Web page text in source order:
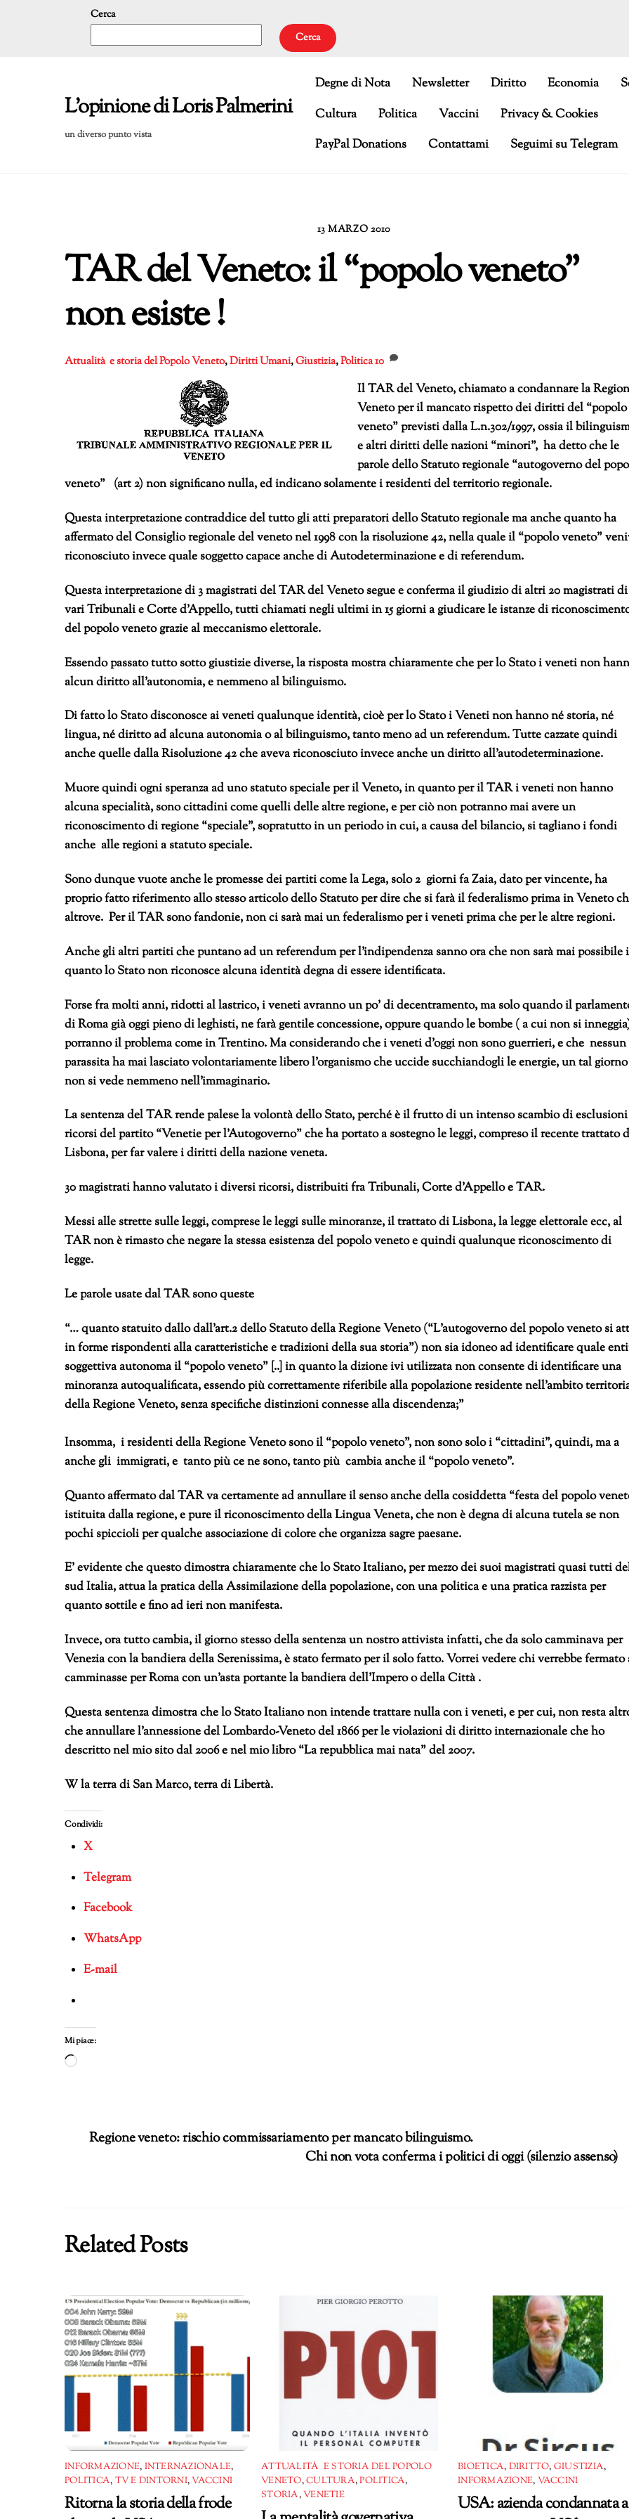
Cerca
Cerca
L'opinione di Loris Palmerini
un diverso punto vista
Degne di Nota Newsletter Diritto Economia
Cultura
Politica Vaccini
Privacy & Cookies
PayPal Donations
Contattami Seguimi su Telegram
13 MARZO 2010
TAR del Veneto: il “popolo veneto”
non esiste !
Attualità e storia del Popolo Veneto,Diritti Umani,Giustizia,Politica10
Il TAR del Veneto, chiamato a condannare la
Veneto per il mancato rispetto dei diritti del “popolo
veneto” previsti dalla L.n.302/1997, ossia il
e altri diritti delle nazioni “minori”, ha detto che le
parole dello Statuto regionale “autogoverno del
veneto” (art 2) non significano nulla, ed indicano solamente i residenti del territorio regionale.
Questa interpretazione contraddice del tutto gli atti preparatori dello Statuto regionale ma anche quanto ha
affermato del Consiglio regionale del veneto nel 1998 con la risoluzione 42, nella quale il “popolo veneto”
riconosciuto invece quale soggetto capace anche di Autodeterminazione e di referendum.
Questa interpretazione di 3 magistrati del TAR del Veneto segue e conferma il giudizio di altri 20 magistrati di
vari Tribunali e Corte d’Appello, tutti chiamati negli ultimi in 15 giorni a giudicare le istanze di
del popolo veneto grazie al meccanismo elettorale.
Essendo passato tutto sotto giustizie diverse, la risposta mostra chiaramente che per lo Stato i veneti non
alcun diritto all’autonomia, e nemmeno al bilinguismo.
Di fatto lo Stato disconosce ai veneti qualunque identità, cioè per lo Stato i Veneti non hanno né storia, né
lingua, né diritto ad alcuna autonomia o al bilinguismo, tanto meno ad un referendum. Tutte cazzate quindi
anche quelle dalla Risoluzione 42 che aveva riconosciuto invece anche un diritto all’autodeterminazione.
Muore quindi ogni speranza ad uno statuto speciale per il Veneto, in quanto per il TAR i veneti non hanno
alcuna specialità, sono cittadini come quelli delle altre regione, e per ciò non potranno mai avere un
riconoscimento di regione “speciale”, sopratutto in un periodo in cui, a causa del bilancio, si tagliano i fondi
anche alle regioni a statuto speciale.
Sono dunque vuote anche le promesse dei partiti come la Lega, solo 2 giorni fa Zaia, dato per vincente, ha
proprio fatto riferimento allo stesso articolo dello Statuto per dire che si farà il federalismo prima in Veneto
altrove. Per il TAR sono fandonie, non ci sarà mai un federalismo per i veneti prima che per le altre regioni.
Anche gli altri partiti che puntano ad un referendum per l’indipendenza sanno ora che non sarà mai possibile
quanto lo Stato non riconosce alcuna identità degna di essere identificata.
Forse fra molti anni, ridotti al lastrico, i veneti avranno un po’ di decentramento, ma solo quando il
di Roma già oggi pieno di leghisti, ne farà gentile concessione, oppure quando le bombe ( a cui non si
porranno il problema come in Trentino. Ma considerando che i veneti d’oggi non sono guerrieri, e che nessun
parassita ha mai lasciato volontariamente libero l’organismo che uccide succhiandogli le energie, un tal giorno
non si vede nemmeno nell’immaginario.
La sentenza del TAR rende palese la volontà dello Stato, perché è il frutto di un intenso scambio di
ricorsi del partito “Venetie per l’Autogoverno” che ha portato a sostegno le leggi, compreso il recente trattato
Lisbona, per far valere i diritti della nazione veneta.
30 magistrati hanno valutato i diversi ricorsi, distribuiti fra Tribunali, Corte d’Appello e TAR.
Messi alle strette sulle leggi, comprese le leggi sulle minoranze, il trattato di Lisbona, la legge elettorale ecc, al
TAR non è rimasto che negare la stessa esistenza del popolo veneto e quindi qualunque riconoscimento di
legge.
Le parole usate dal TAR sono queste
“… quanto statuito dallo dall’art.2 dello Statuto della Regione Veneto (“L’autogoverno del popolo veneto si
in forme rispondenti alla caratteristiche e tradizioni della sua storia”) non sia idoneo ad identificare quale
soggettiva autonoma il “popolo veneto” [..] in quanto la dizione ivi utilizzata non consente di identificare una
minoranza autoqualificata, essendo più correttamente riferibile alla popolazione residente nell’ambito
della Regione Veneto, senza specifiche distinzioni connesse alla discendenza;”
Insomma, i residenti della Regione Veneto sono il “popolo veneto”, non sono solo i “cittadini”, quindi, ma a
anche gli immigrati, e tanto più ce ne sono, tanto più cambia anche il “popolo veneto”.
Quanto affermato dal TAR va certamente ad annullare il senso anche della cosiddetta “festa del popolo
istituita dalla regione, e pure il riconoscimento della Lingua Veneta, che non è degna di alcuna tutela se non
pochi spiccioli per qualche associazione di colore che organizza sagre paesane.
E’ evidente che questo dimostra chiaramente che lo Stato Italiano, per mezzo dei suoi magistrati quasi tutti
sud Italia, attua la pratica della Assimilazione della popolazione, con una politica e una pratica razzista per
quanto sottile e fino ad ieri non manifesta.
Invece, ora tutto cambia, il giorno stesso della sentenza un nostro attivista infatti, che da solo camminava per
Venezia con la bandiera della Serenissima, è stato fermato per il solo fatto. Vorrei vedere chi verrebbe fermato
camminasse per Roma con un’asta portante la bandiera dell’Impero o della Città .
Questa sentenza dimostra che lo Stato Italiano non intende trattare nulla con i veneti, e per cui, non resta
che annullare l’annessione del Lombardo-Veneto del 1866 per le violazioni di diritto internazionale che ho
descritto nel mio sito dal 2006 e nel mio libro “La repubblica mai nata” del 2007.
W la terra di San Marco, terra di Libertà.
Condividi:
X
Telegram
Facebook
WhatsApp
E-mail
Mi piace:
Caricamento
Regione veneto: rischio commissariamento per mancato bilinguismo.
Chi non vota conferma i politici di oggi (silenzio assenso)
Related Posts
INFORMAZIONE, INTERNAZIONALE,
POLITICA, TV E DINTORNI,VACCINI
Ritorna la storia della frode
ATTUALITÀ E STORIA DEL POPOLO
VENETO,CULTURA,POLITICA,
STORIA,VENETIE
BIOETICA, DIRITTO, GIUSTIZIA,
INFORMAZIONE, VACCINI
USA: azienda condannata a